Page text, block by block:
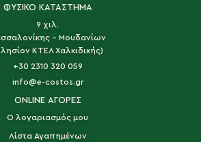
ΦΥΣΙΚΟ ΚΑΤΑΣΤΗΜΑ
9 χιλ.
- Μουδανίων
ΚΤΕΛ Χαλκιδικής)
+30 2310 320 059
info@e-costos.gr
ONLINE ΑΓΟΡΕΣ
Ο λογαριασμός μου
Λίστα Αγαπημένων